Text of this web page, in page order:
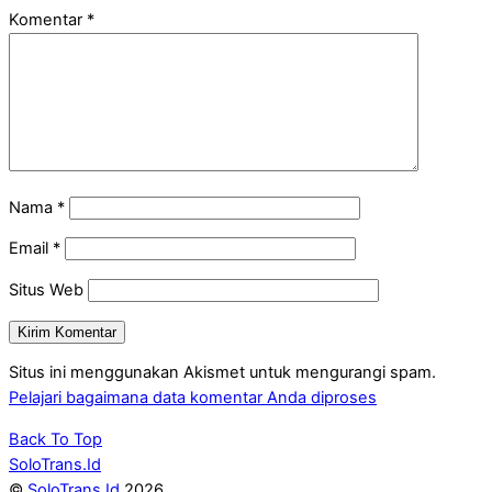
Komentar *
Nama *
Email *
Situs Web
Situs ini menggunakan Akismet untuk mengurangi spam.
Pelajari bagaimana data komentar Anda diproses
Back To Top
SoloTrans.Id